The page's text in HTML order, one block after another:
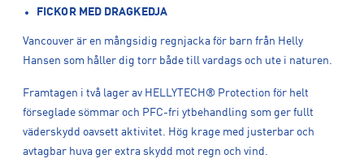
FICKOR MED DRAGKEDJA
Vancouver är en mångsidig regnjacka för barn från Helly
Hansen som håller dig torr både till vardags och ute i naturen.
Framtagen i två lager av HELLYTECH® Protection för helt
förseglade sömmar och PFC-fri ytbehandling som ger fullt
väderskydd oavsett aktivitet. Hög krage med justerbar och
avtagbar huva ger extra skydd mot regn och vind.